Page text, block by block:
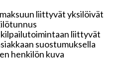
liittyvät yksilöivät
liittyvät
suostumuksella
henkilön kuva